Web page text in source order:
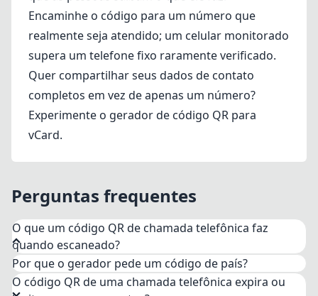
Encaminhe o código para um número que
realmente seja atendido; um celular monitorado
supera um telefone fixo raramente verificado.
Quer compartilhar seus dados de contato
completos em vez de apenas um número?
Experimente o gerador de código QR para
vCard.
Perguntas frequentes
O que um código QR de chamada telefônica faz
quando escaneado?
O código codifica seu número no formato tel:
padrão. Quando alguém o escaneia com a câmera
Por que o gerador pede um código de país?
O código QR de uma chamada telefônica expira ou